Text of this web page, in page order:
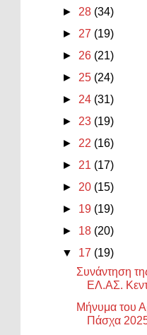
► 28 (34)
► 27 (19)
► 26 (21)
► 25 (24)
► 24 (31)
► 23 (19)
► 22 (16)
► 21 (17)
► 20 (15)
► 19 (19)
► 18 (20)
▼ 17 (19)
Συνάντηση
ΕΛ.ΑΣ.
Μήνυμα του
Πάσχα